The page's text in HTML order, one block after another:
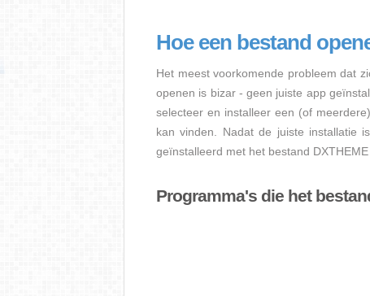
Hoe een bestand
Het meest voorkomende probleem dat
openen is bizar - geen juiste app
selecteer en installeer een (of
kan vinden. Nadat de juiste installatie
geïnstalleerd met het bestand
Programma's die het